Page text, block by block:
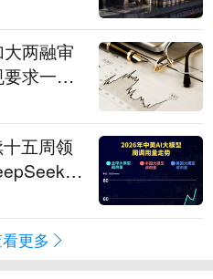
两融审
求一贯
五周领
V
M
跌出榜
更多